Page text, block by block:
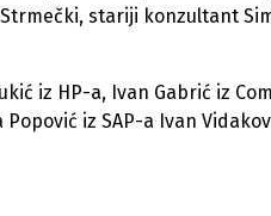
stariji konzultant
iz HP-a, Ivan Gabrić iz
iz SAP-a Ivan